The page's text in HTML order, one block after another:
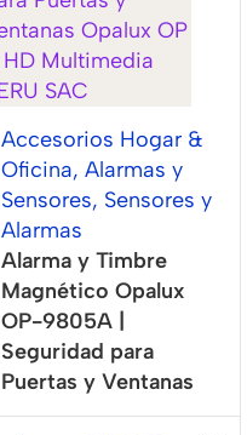
Accesorios Hogar &
Oficina, Alarmas y
Sensores, Sensores y
Alarmas
Alarma y Timbre
Magnético Opalux
OP-9805A |
Seguridad para
Puertas y Ventanas